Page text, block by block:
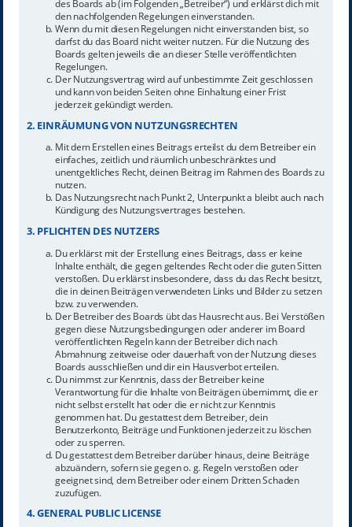
des Boards ab (im Folgenden „Betreiber“) und erklärst dich mit
den nachfolgenden Regelungen einverstanden.
Wenn du mit diesen Regelungen nicht einverstanden bist, so
darfst du das Board nicht weiter nutzen. Für die Nutzung des
Boards gelten jeweils die an dieser Stelle veröffentlichten
Regelungen.
Der Nutzungsvertrag wird auf unbestimmte Zeit geschlossen
und kann von beiden Seiten ohne Einhaltung einer Frist
jederzeit gekündigt werden.
2. EINRÄUMUNG VON NUTZUNGSRECHTEN
Mit dem Erstellen eines Beitrags erteilst du dem Betreiber ein
einfaches, zeitlich und räumlich unbeschränktes und
unentgeltliches Recht, deinen Beitrag im Rahmen des Boards zu
nutzen.
Das Nutzungsrecht nach Punkt 2, Unterpunkt a bleibt auch nach
Kündigung des Nutzungsvertrages bestehen.
3. PFLICHTEN DES NUTZERS
Du erklärst mit der Erstellung eines Beitrags, dass er keine
Inhalte enthält, die gegen geltendes Recht oder die guten Sitten
verstoßen. Du erklärst insbesondere, dass du das Recht besitzt,
die in deinen Beiträgen verwendeten Links und Bilder zu setzen
bzw. zu verwenden.
Der Betreiber des Boards übt das Hausrecht aus. Bei Verstößen
gegen diese Nutzungsbedingungen oder anderer im Board
veröffentlichten Regeln kann der Betreiber dich nach
Abmahnung zeitweise oder dauerhaft von der Nutzung dieses
Boards ausschließen und dir ein Hausverbot erteilen.
Du nimmst zur Kenntnis, dass der Betreiber keine
Verantwortung für die Inhalte von Beiträgen übernimmt, die er
nicht selbst erstellt hat oder die er nicht zur Kenntnis
genommen hat. Du gestattest dem Betreiber, dein
Benutzerkonto, Beiträge und Funktionen jederzeit zu löschen
oder zu sperren.
Du gestattest dem Betreiber darüber hinaus, deine Beiträge
abzuändern, sofern sie gegen o. g. Regeln verstoßen oder
geeignet sind, dem Betreiber oder einem Dritten Schaden
zuzufügen.
4. GENERAL PUBLIC LICENSE